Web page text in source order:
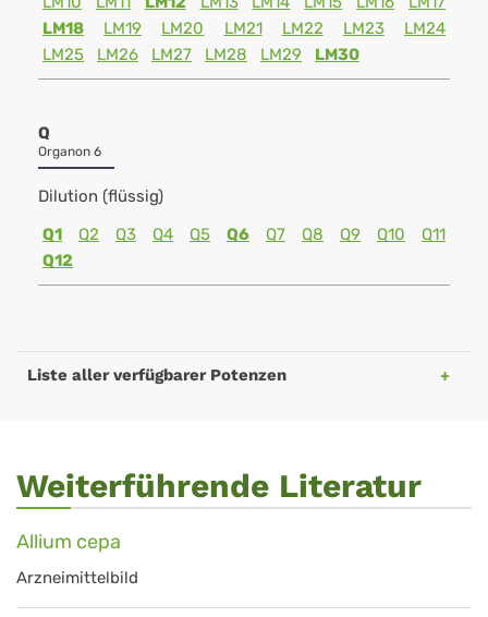
LM18
LM19 LM20 LM21 LM22 LM23
LM24
LM25
LM26 LM27 LM28 LM29 LM30
Q
Organon 6
Dilution (flüssig)
Q1
Q2 Q3 Q4 Q5 Q6 Q7 Q8 Q9 Q10
Q11
Q12
Liste aller verfügbarer Potenzen
Weiterführende Literatur
Allium cepa
Arzneimittelbild